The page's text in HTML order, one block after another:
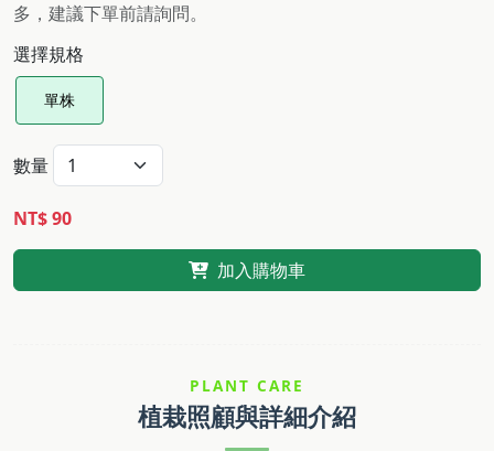
多，建議下單前請詢問。
選擇規格
單株
數量
NT$ 90
加入購物車
PLANT CARE
植栽照顧與詳細介紹